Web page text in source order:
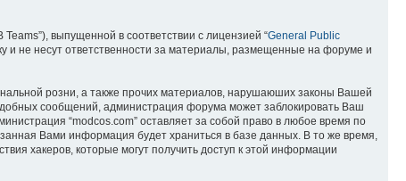
выпущенной в соответствии с лицензией “General Public
и не несут ответственности за материалы, размещенные на форуме и
розни, а также прочих материалов, нарушаюших законы Вашей
сообщений, администрация форума может заблокировать Ваш
“modcos.com” оставляет за собой право в любое время по
Вами информация будет храниться в базе данных. В то же время,
хакеров, которые могут получить доступ к этой информации